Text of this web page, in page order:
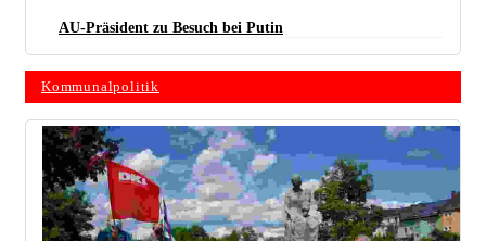
AU-Präsident zu Besuch bei Putin
Kommunalpolitik